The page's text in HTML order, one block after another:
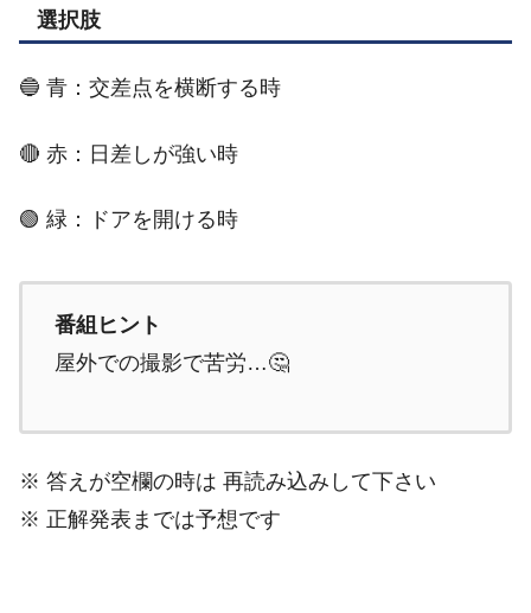
選択肢
🔵 青：交差点を横断する時
🔴 赤：日差しが強い時
🟢 緑：ドアを開ける時
番組ヒント
屋外での撮影で苦労…🤔
※ 答えが空欄の時は 再読み込みして下さい
※ 正解発表までは予想です